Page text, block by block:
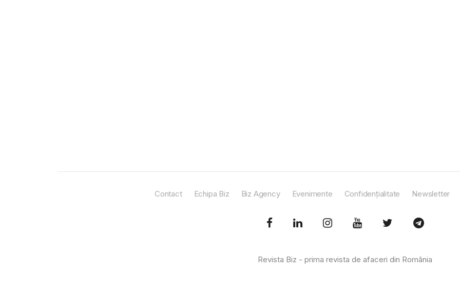
Contact Echipa Biz Biz Agency Evenimente Confidențialitate Newsletter
Revista Biz - prima revista de afaceri din România